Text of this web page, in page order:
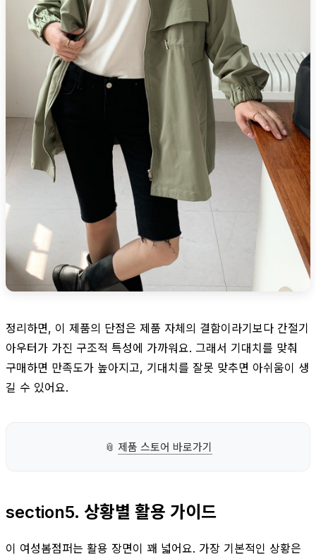
정리하면, 이 제품의 단점은 제품 자체의 결함이라기보다 간절기
아우터가 가진 구조적 특성에 가까워요. 그래서 기대치를 맞춰
구매하면 만족도가 높아지고, 기대치를 잘못 맞추면 아쉬움이 생
길 수 있어요.
📎 제품 스토어 바로가기
section5. 상황별 활용 가이드
이 여성봄점퍼는 활용 장면이 꽤 넓어요. 가장 기본적인 상황은